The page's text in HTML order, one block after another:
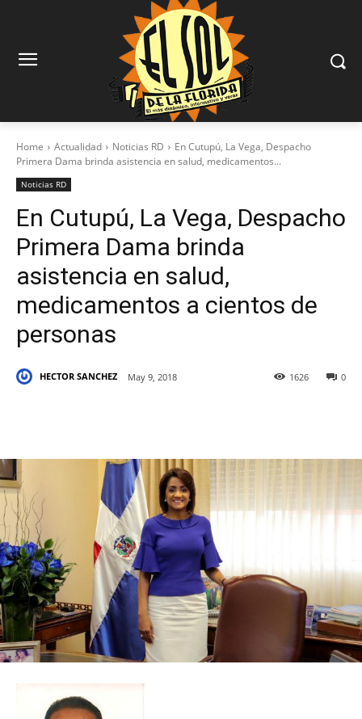
Home Actualidad Noticias RD
En Cutupú, La Vega, Despacho
Primera Dama brinda asistencia en salud, medicamentos...
Noticias RD
En Cutupú, La Vega, Despacho
Primera Dama brinda
asistencia en salud,
medicamentos a cientos de
personas
HECTOR SANCHEZ May 9, 2018 0
1626